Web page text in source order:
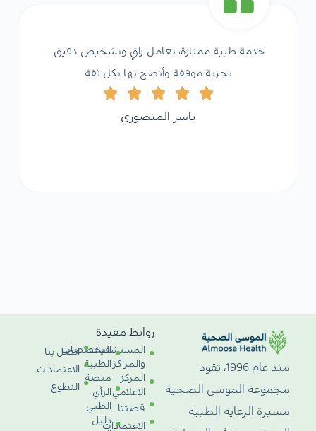
خدمة طبية ممتازة، تعامل راقٍ وتشخيص دقيق.
تجربة موفقة وأنصح بها بكل ثقة
ياسر المنصوري
منذ عام 1996، تقود
مجموعة الموسى الصحية
مسيرة الرعاية الطبية
روابط مفيدة
المستشفيات
والمراكز
المركز
الاعلامي
قصتنا
الاعتمادات
التخصصات
الطبية
منصة
الرأي
الطبي
دليل
اتصل بنا
الاعتمادات
التطوع